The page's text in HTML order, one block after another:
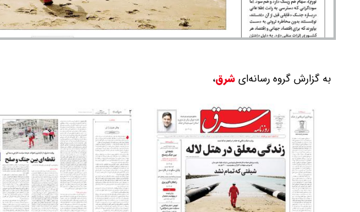
به گزارش گروه رسانه‌ایشرق،